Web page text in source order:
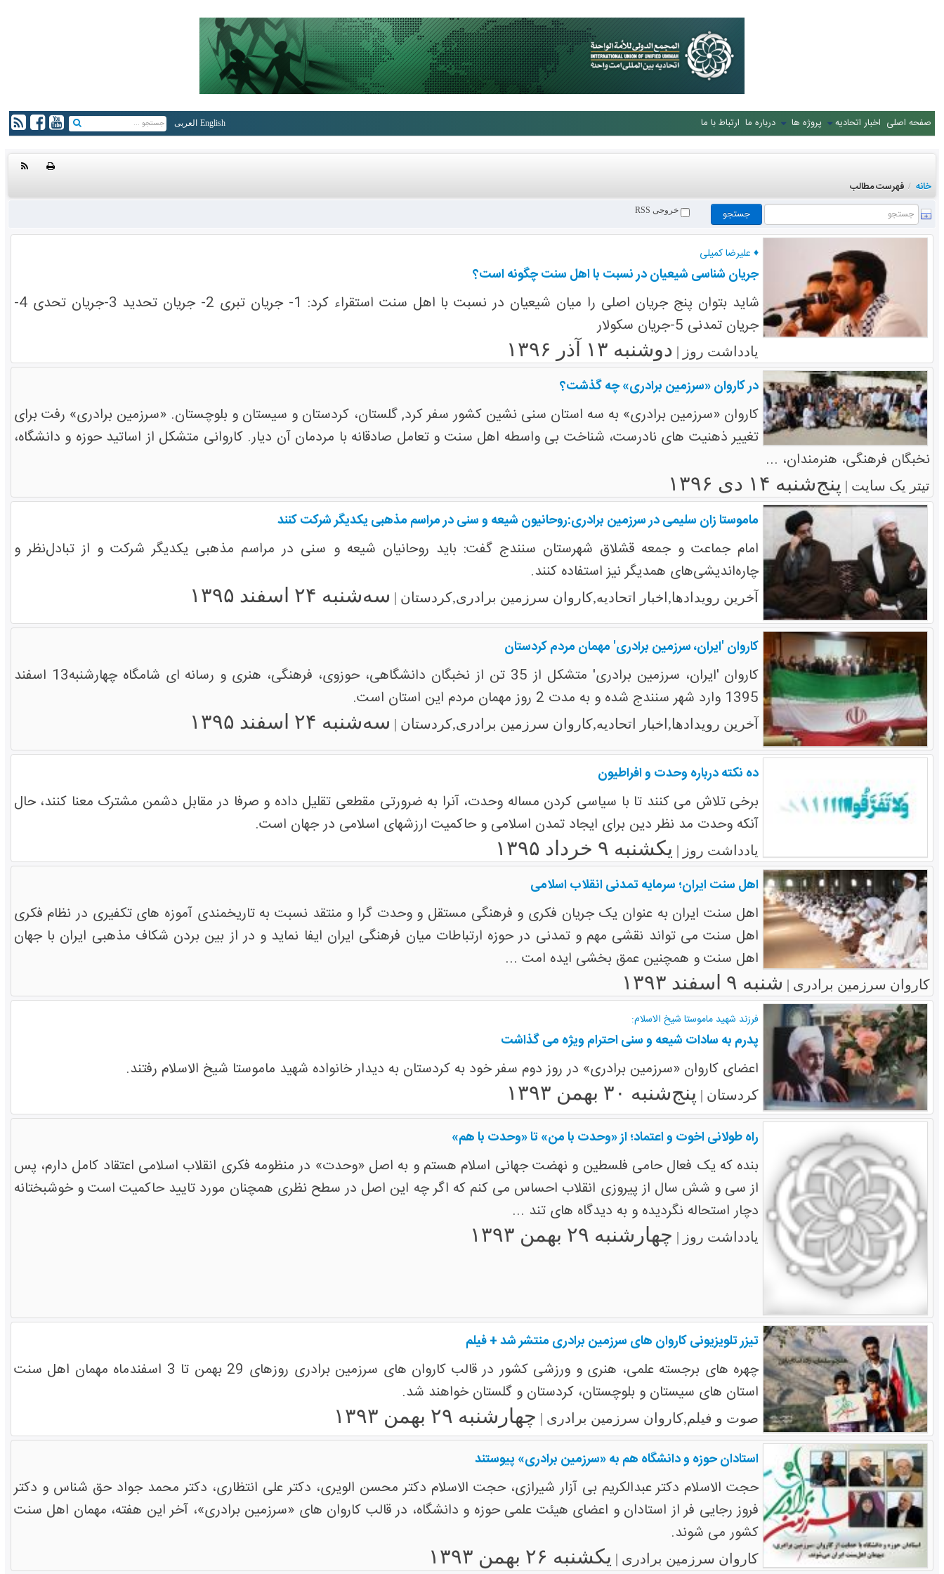
English العربی صفحه اصلی اخبار اتحادیه پروژه ها درباره ما ارتباط با ما
خانه / فهرست مطالب
خروجی RSS
♦ علیرضا کمیلی
جریان شناسی شیعیان در نسبت با اهل سنت چگونه است؟
شاید بتوان پنج جریان اصلی را میان شیعیان در نسبت با اهل سنت استقراء کرد: 1- جریان تبری 2- جریان تحدید 3-جریان تحدی 4-
جریان تمدنی 5-جریان سکولار
یادداشت روز | دوشنبه ۱۳ آذر ۱۳۹۶
در کاروان «سرزمین برادری» چه گذشت؟
کاروان «سرزمین برادری» به سه استان سنی نشین کشور سفر کرد, گلستان، کردستان و سیستان و بلوچستان. «سرزمین برادری» رفت برای
تغییر ذهنیت های نادرست، شناخت بی واسطه اهل سنت و تعامل صادقانه با مردمان آن دیار. کاروانی متشکل از اساتید حوزه و دانشگاه،
نخبگان فرهنگی، هنرمندان، ...
تیتر یک سایت | پنج‌شنبه ۱۴ دی ۱۳۹۶
ماموستا زان سلیمی در سرزمین برادری:روحانیون شیعه و سنی در مراسم مذهبی یکدیگر شرکت کنند
امام جماعت و جمعه قشلاق شهرستان سنندج گفت: باید روحانیان شیعه و سنی در مراسم مذهبی یکدیگر شرکت و از تبادل‌نظر و
چاره‌اندیشی‌های همدیگر نیز استفاده کنند.
آخرین رویدادها,اخبار اتحادیه,کاروان سرزمین برادری,کردستان | سه‌شنبه ۲۴ اسفند ۱۳۹۵
کاروان 'ایران، سرزمین برادری' مهمان مردم کردستان
کاروان 'ایران، سرزمین برادری' متشکل از 35 تن از نخبگان دانشگاهی، حوزوی، فرهنگی، هنری و رسانه ای شامگاه چهارشنبه13 اسفند
1395 وارد شهر سنندج شده و به مدت 2 روز مهمان مردم این استان است.
آخرین رویدادها,اخبار اتحادیه,کاروان سرزمین برادری,کردستان | سه‌شنبه ۲۴ اسفند ۱۳۹۵
ده نکته درباره وحدت و افراطیون
برخی تلاش می کنند تا با سیاسی کردن مساله وحدت، آنرا به ضرورتی مقطعی تقلیل داده و صرفا در مقابل دشمن مشترک معنا کنند، حال
آنکه وحدت مد نظر دین برای ایجاد تمدن اسلامی و حاکمیت ارزشهای اسلامی در جهان است.
یادداشت روز | یکشنبه ۹ خرداد ۱۳۹۵
اهل سنت ایران؛ سرمایه تمدنی انقلاب اسلامی
اهل سنت ایران به عنوان یک جریان فکری و فرهنگی مستقل و وحدت گرا و منتقد نسبت به تاریخمندی آموزه های تکفیری در نظام فکری
اهل سنت می تواند نقشی مهم و تمدنی در حوزه ارتباطات میان فرهنگی ایران ایفا نماید و در از بین بردن شکاف مذهبی ایران با جهان
اهل سنت و همچنین عمق بخشی ایده امت ...
کاروان سرزمین برادری | شنبه ۹ اسفند ۱۳۹۳
فرزند شهید ماموستا شیخ الاسلام:
پدرم به سادات شیعه و سنی احترام ویژه می گذاشت
اعضای کاروان «سرزمین برادری» در روز دوم سفر خود به کردستان به دیدار خانواده شهید ماموستا شیخ الاسلام رفتند.
کردستان | پنج‌شنبه ۳۰ بهمن ۱۳۹۳
راه طولانی اخوت و اعتماد؛ از «وحدت با من» تا «وحدت با هم»
بنده که یک فعال حامی فلسطین و نهضت جهانی اسلام هستم و به اصل «وحدت» در منظومه فکری انقلاب اسلامی اعتقاد کامل دارم، پس
از سی و شش سال از پیروزی انقلاب احساس می کنم که اگر چه این اصل در سطح نظری همچنان مورد تایید حاکمیت است و خوشبختانه
دچار استحاله نگردیده و به دیدگاه های تند ...
یادداشت روز | چهارشنبه ۲۹ بهمن ۱۳۹۳
تیزر تلویزیونی کاروان های سرزمین برادری منتشر شد + فیلم
چهره های برجسته علمی، هنری و ورزشی کشور در قالب کاروان های سرزمین برادری روزهای 29 بهمن تا 3 اسفندماه مهمان اهل سنت
استان های سیستان و بلوچستان، کردستان و گلستان خواهند شد.
صوت و فیلم,کاروان سرزمین برادری | چهارشنبه ۲۹ بهمن ۱۳۹۳
استادان حوزه و دانشگاه هم به «سرزمین برادری» پیوستند
حجت الاسلام دکتر عبدالکریم بی آزار شیرازی، حجت الاسلام دکتر محسن الویری، دکتر علی انتظاری، دکتر محمد جواد حق شناس و دکتر
فروز رجایی فر از استادان و اعضای هیئت علمی حوزه و دانشگاه، در قالب کاروان های «سرزمین برادری»، آخر این هفته، مهمان اهل سنت
کشور می شوند.
کاروان سرزمین برادری | یکشنبه ۲۶ بهمن ۱۳۹۳